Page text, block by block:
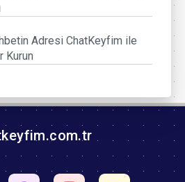
Adresi ChatKeyfim ile
Kurun